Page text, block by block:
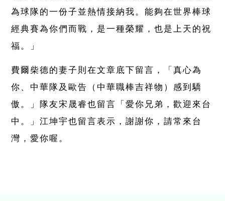
為球隊的一份子並熱情接納我。能夠在世界棒球
經典賽為你們而戰，是一種榮耀，也是上天的祝
福。」
費爾柴德的妻子則在文章底下留言，「真心為
你、中華隊及歐告（中華職棒吉祥物）感到驕
傲。」隊友宋晟睿也留言「愛你兄弟，歡迎來台
中。」江坤宇也留言表示，謝謝你，請常來台
灣，愛你喔。